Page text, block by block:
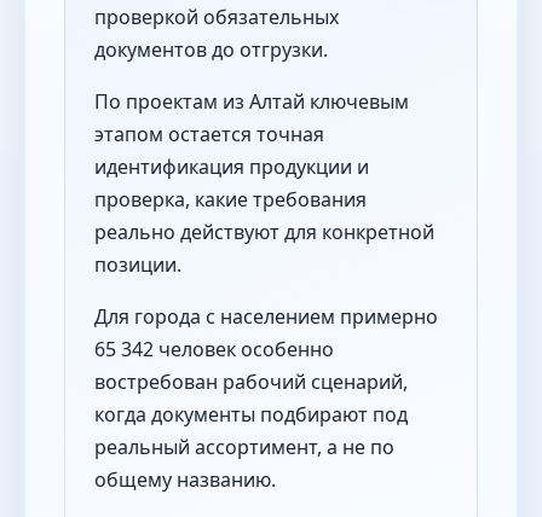
проверкой обязательных
документов до отгрузки.
По проектам из Алтай ключевым
этапом остается точная
идентификация продукции и
проверка, какие требования
реально действуют для конкретной
позиции.
Для города с населением примерно
65 342 человек особенно
востребован рабочий сценарий,
когда документы подбирают под
реальный ассортимент, а не по
общему названию.